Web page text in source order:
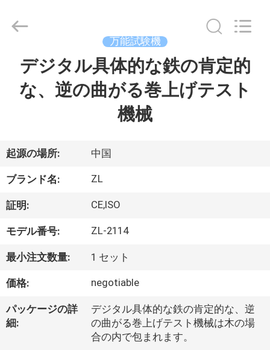
ダ
ク
ト
ビ
オ
Dongguan
Zhongli
Reserved.
万能試験機
デジタル具体的な鉄の肯定的
な、逆の曲がる巻上げテスト
機械
起源の場所: 中国
ブランド名: ZL
証明: CE,ISO
モデル番号: ZL-2114
最小注文数量: 1 セット
価格: negotiable
パッケージの詳
細:
デジタル具体的な鉄の肯定的な、逆
の曲がる巻上げテスト機械は木の場
合の内で包まれます。